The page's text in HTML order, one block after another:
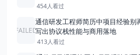
454人看过
FAILED
通信研发工程师简历中项目经验别
写出协议栈性能与商用落地
413人看过